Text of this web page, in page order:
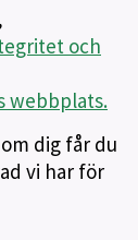
och
webbplats.
dig får du
vi har för